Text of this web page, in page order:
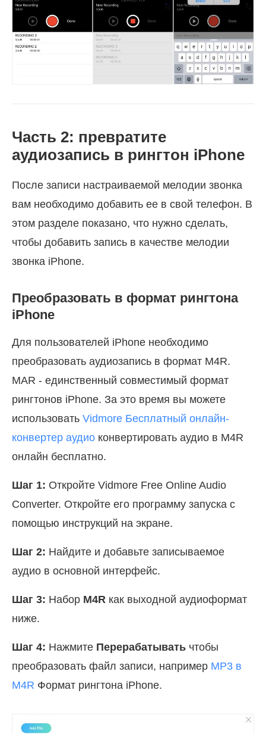
Часть 2: превратите
аудиозапись в рингтон iPhone
После записи настраиваемой мелодии звонка
вам необходимо добавить ее в свой телефон. В
этом разделе показано, что нужно сделать,
чтобы добавить запись в качестве мелодии
звонка iPhone.
Преобразовать в формат рингтона
iPhone
Для пользователей iPhone необходимо
преобразовать аудиозапись в формат M4R.
MAR - единственный совместимый формат
рингтонов iPhone. За это время вы можете
использовать Vidmore Бесплатный онлайн-
конвертер аудио конвертировать аудио в M4R
онлайн бесплатно.
Шаг 1: Откройте Vidmore Free Online Audio
Converter. Откройте его программу запуска с
помощью инструкций на экране.
Шаг 2: Найдите и добавьте записываемое
аудио в основной интерфейс.
Шаг 3: Набор M4R как выходной аудиоформат
ниже.
Шаг 4: Нажмите Перерабатывать чтобы
преобразовать файл записи, например MP3 в
M4R Формат рингтона iPhone.